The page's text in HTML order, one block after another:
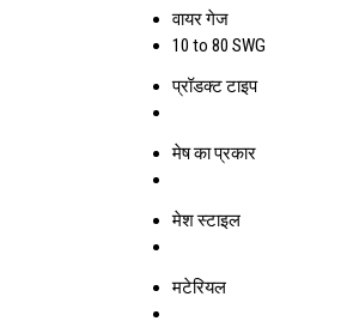
वायर गेज
10 to 80 SWG
प्रॉडक्ट टाइप
मेष का प्रकार
मेश स्टाइल
मटेरियल